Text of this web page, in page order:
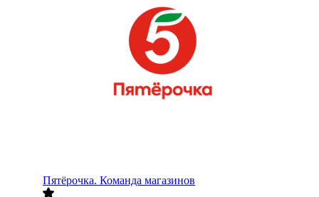
Пятёрочка. Команда магазинов